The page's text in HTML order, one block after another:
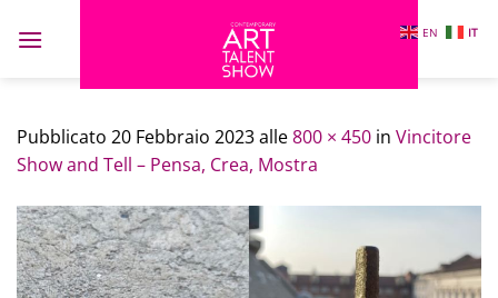
Pubblicato 20 Febbraio 2023alle800 × 450 in Vincitore
Show and Tell – Pensa, Crea, Mostra
EN IT